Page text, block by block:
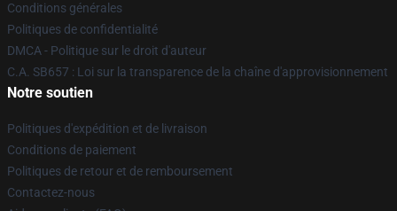
Conditions générales
Politiques de confidentialité
DMCA - Politique sur le droit d'auteur
C.A. SB657 : Loi sur la transparence de la chaîne d'approvisionnement
Notre soutien
Politiques d'expédition et de livraison
Conditions de paiement
Politiques de retour et de remboursement
Contactez-nous